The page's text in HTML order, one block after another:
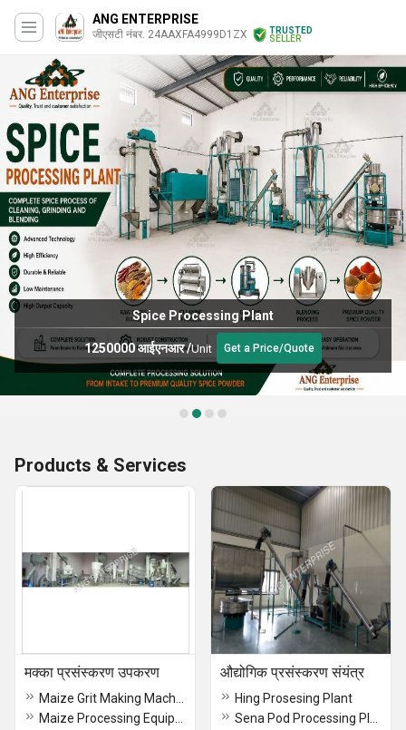
ANG ENTERPRISE
जीएसटी नंबर. 24AAXFA4999D1ZX
TRUSTED
SELLER
Spice Processing Plant
1250000 आईएनआर/Unit Get a Price/Quote
Products & Services
मक्का प्रसंस्करण उपकरण औद्योगिक प्रसंस्करण संयंत्र
Hing Prosesing Plant